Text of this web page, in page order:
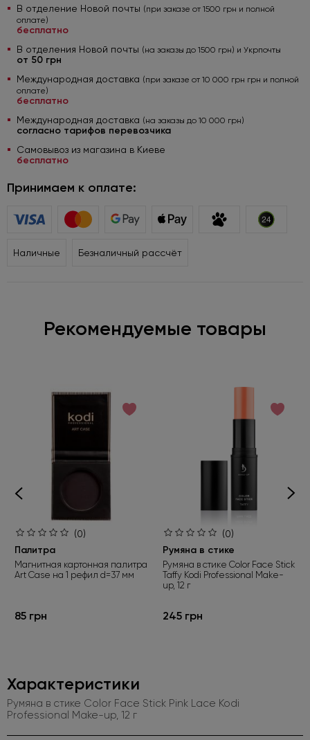
В отделение Новой почты (при заказе от 1500 грн и полной
оплате)
бесплатно
В отделения Новой почты (на заказы до 1500 грн) и Укрпочты
от 50 грн
Международная доставка (при заказе от 10 000 грн грн и полной
оплате)
бесплатно
Международная доставка (на заказы до 10 000 грн)
согласно тарифов перевозчика
Самовывоз из магазина в Киеве
бесплатно
Принимаем к оплате:
Наличные Безналичный рассчёт
Рекомендуемые товары
(0)
Палитра
Магнитная картонная палитра
Art Case на 1 рефил d=37 мм
85 грн
(0)
Румяна в стике
Румяна в стике Color Face Stick
Taffy Kodi Professional Make-
up, 12 г
245 грн
Характеристики
Румяна в стике Color Face Stick Pink Lace Kodi
Professional Make-up, 12 г